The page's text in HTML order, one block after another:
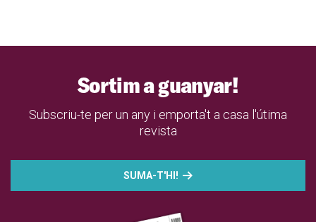
Sortim a guanyar!
Subscriu-te per un any i emporta't a casa l'útima
revista
SUMA-T'HI!